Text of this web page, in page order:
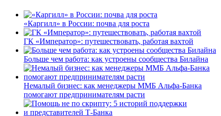
«Каргилл» в России: почва для роста
ГК «Император»: путешествовать, работая вахтой
Больше чем работа: как устроены сообщества Билайна
Немалый бизнес: как менеджеры ММБ Альфа-Банка
помогают предпринимателям расти